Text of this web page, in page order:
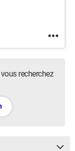
recherchez